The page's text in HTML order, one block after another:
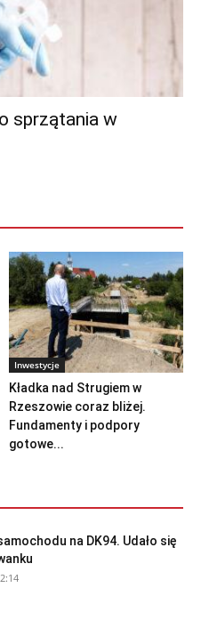
sprzątania w
Inwestycje
Kładka nad Strugiem w
Rzeszowie coraz bliżej.
Fundamenty i podpory
gotowe...
na DK94. Udało się